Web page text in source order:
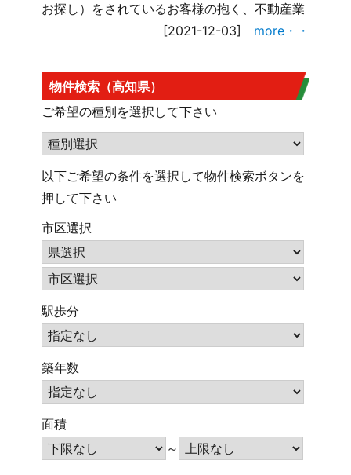
お探し）をされているお客様の抱く、不動産業
[2021-12-03] more・・
物件検索（高知県）
ご希望の種別を選択して下さい
以下ご希望の条件を選択して物件検索ボタンを
押して下さい
市区選択
駅歩分
築年数
面積
～